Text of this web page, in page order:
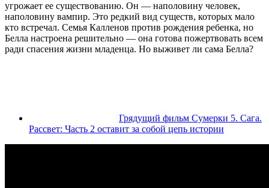
угрожает ее существованию. Он — наполовину человек,
наполовину вампир. Это редкий вид существ, которых мало
кто встречал. Семья Калленов против рождения ребенка, но
Белла настроена решительно — она готова пожертвовать всем
ради спасения жизни младенца. Но выживет ли сама Белла?
Грядущий фильм Сумерки 5. Сага.
Рассвет: Часть 2 оставит за собой цепь истории